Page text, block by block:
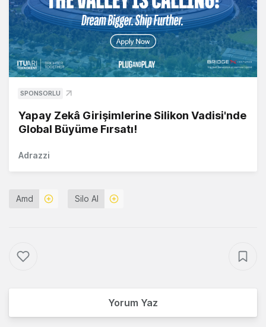
SPONSORLU
Yapay Zekâ Girişimlerine Silikon Vadisi'nde
Global Büyüme Fırsatı!
Adrazzi
Amd Silo AI
Yorum Yaz